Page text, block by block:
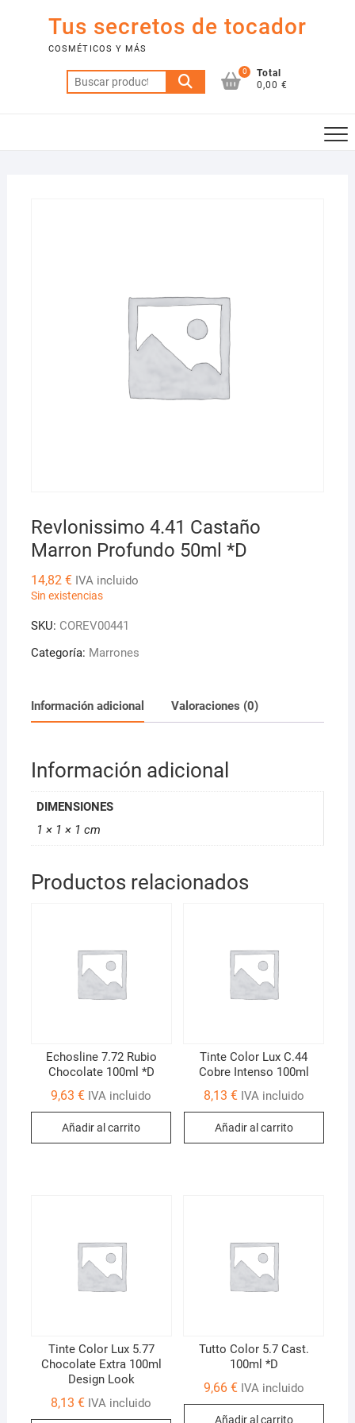
contenido
Tus secretos de tocador
COSMÉTICOS Y MÁS
Buscar
por:
0
Total
0,00 €
Revlonissimo 4.41 Castaño
Marron Profundo 50ml *D
14,82 € IVA incluido
Sin existencias
SKU: COREV00441
Categoría: Marrones
Información adicional Valoraciones (0)
Información adicional
DIMENSIONES
1 × 1 × 1 cm
Productos relacionados
Echosline 7.72 Rubio
Chocolate 100ml *D
9,63€ IVA incluido
Añadir al carrito
Tinte Color Lux C.44
Cobre Intenso 100ml
8,13 € IVA incluido
Añadir al carrito
Tinte Color Lux 5.77
Chocolate Extra 100ml
Design Look
8,13€ IVA incluido
Tutto Color 5.7 Cast.
100ml *D
9,66 € IVA incluido
Añadir al carrito